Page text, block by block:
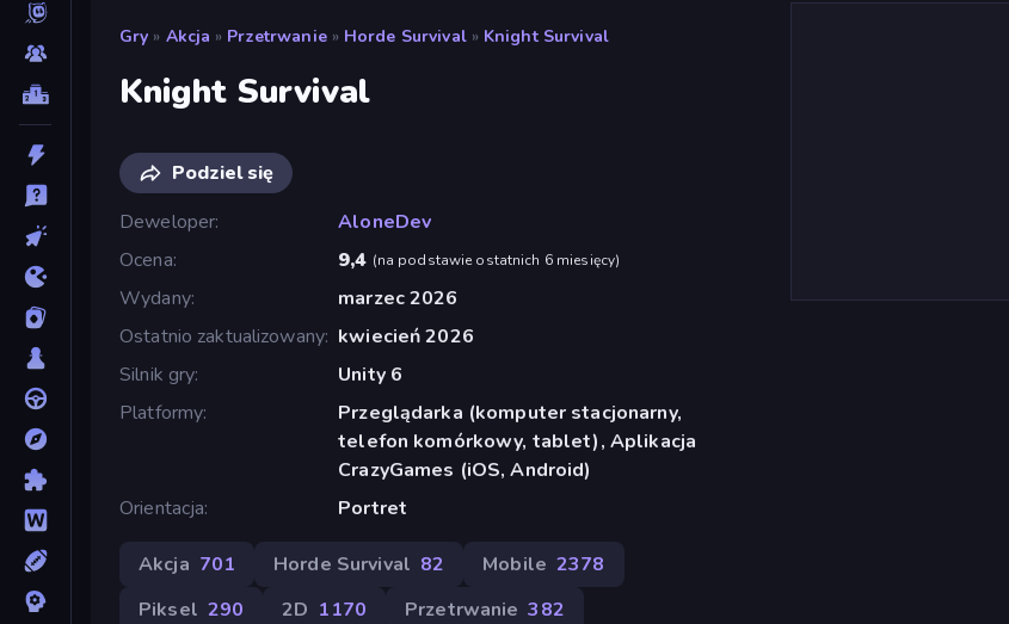
Gry » Akcja » Przetrwanie » Horde Survival » Knight Survival
Knight Survival
Podziel się
Deweloper
AloneDev
Ocena
9,4 (na podstawie ostatnich 6 miesięcy)
Wydany
marzec 2026
Ostatnio zaktualizowany kwiecień 2026
Silnik gry
Unity 6
Platformy
Przeglądarka (komputer stacjonarny,
telefon komórkowy, tablet), Aplikacja
CrazyGames (iOS, Android)
Orientacja
Portret
Akcja 701 Horde Survival 82 Mobile 2378
Piksel 290 2D 1170 Przetrwanie 382